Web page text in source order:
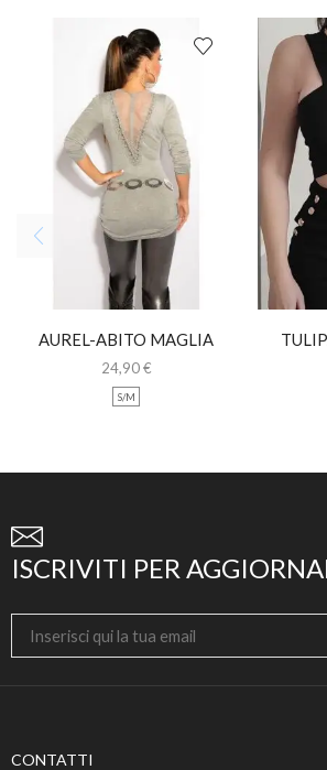
AUREL-ABITO MAGLIA
LUNGA CON PIZZO
24,90€
S/M
ISCRIVITI PER
CONTATTI